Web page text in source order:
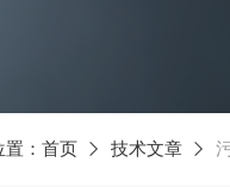
： 首页 技术文章